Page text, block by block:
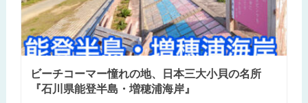
ビーチコーマー憧れの地、日本三大小貝の名所
『石川県能登半島・増穂浦海岸』